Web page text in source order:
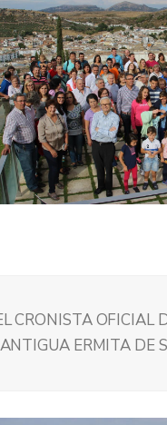
CRONISTA
ERMITA DE